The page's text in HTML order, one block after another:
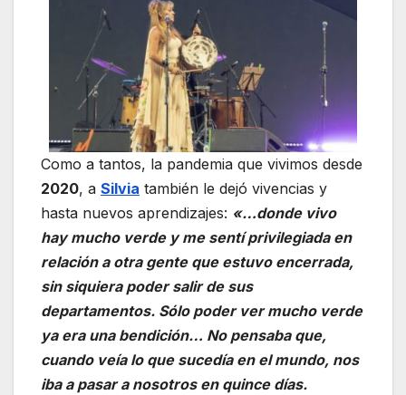
Como a tantos, la pandemia que vivimos desde
2020, a Silvia también le dejó vivencias y
hasta nuevos aprendizajes: «…donde vivo
hay mucho verde y me sentí privilegiada en
relación a otra gente que estuvo encerrada,
sin siquiera poder salir de sus
departamentos. Sólo poder ver mucho verde
ya era una bendición… No pensaba que,
cuando veía lo que sucedía en el mundo, nos
iba a pasar a nosotros en quince días.